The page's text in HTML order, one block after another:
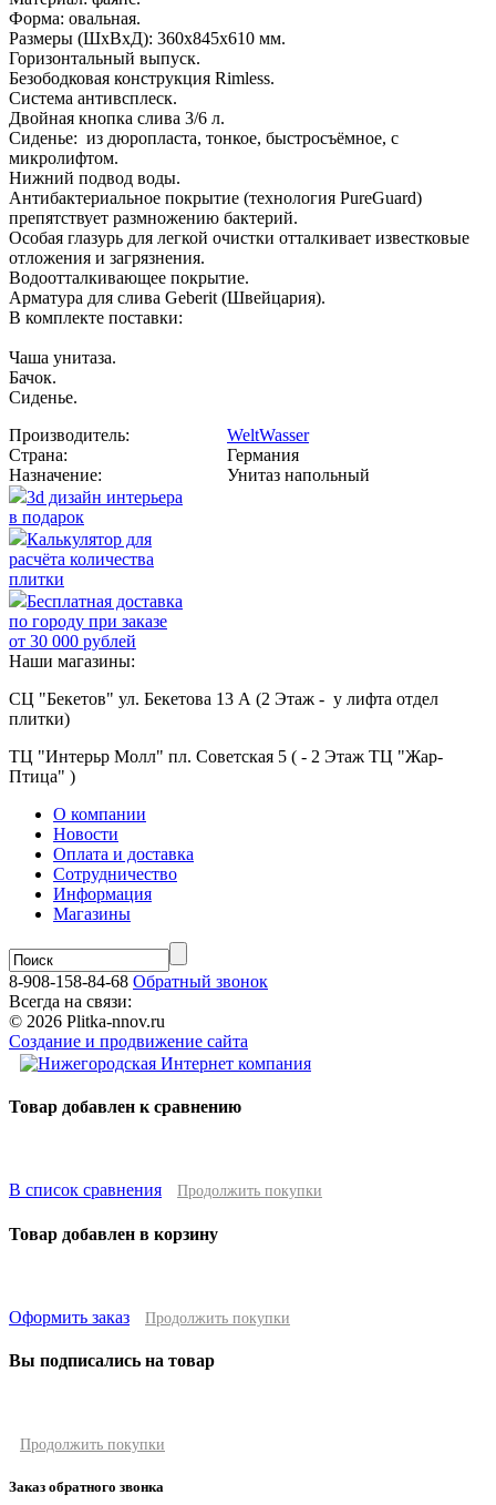
Форма: овальная.
Размеры (ШxВxД): 360х845х610 мм.
Горизонтальный выпуск.
Безободковая конструкция Rimless.
Система антивсплеск.
Двойная кнопка слива 3/6 л.
Сиденье: из дюропласта, тонкое, быстросъёмное, с
микролифтом.
Нижний подвод воды.
Антибактериальное покрытие (технология PureGuard)
препятствует размножению бактерий.
Особая глазурь для легкой очистки отталкивает известковые
отложения и загрязнения.
Водоотталкивающее покрытие.
Арматура для слива Geberit (Швейцария).
В комплекте поставки:
Чаша унитаза.
Бачок.
Сиденье.
Производитель:
WeltWasser
Страна:
Германия
Назначение:
Унитаз напольный
3d дизайн интерьера
в подарок
Калькулятор для
расчёта количества
плитки
Бесплатная доставка
по городу при заказе
от 30 000 рублей
Наши магазины:
СЦ "Бекетов" ул. Бекетова 13 А (2 Этаж - у лифта отдел
плитки)
ТЦ "Интерьр Молл" пл. Советская 5 ( - 2 Этаж ТЦ "Жар-
Птица" )
О компании
Новости
Оплата и доставка
Сотрудничество
Информация
Магазины
8-908-158-84-68 Обратный звонок
Всегда на связи:
© 2026 Plitka-nnov.ru
Создание и продвижение сайта
Товар добавлен к сравнению
В список сравнения Продолжить покупки
Товар добавлен в корзину
Оформить заказ Продолжить покупки
Вы подписались на товар
Продолжить покупки
Заказ обратного звонка